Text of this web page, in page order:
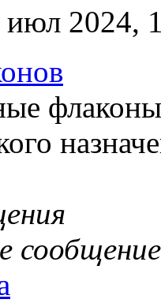
июл 2024,
сообщение